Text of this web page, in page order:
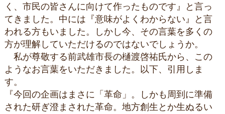
く、市民の皆さんに向けて作ったものです』と言っ
てきました。中には『意味がよくわからない』と言
われる方もいました。しかし今、その言葉を多くの
方が理解していただけるのではないでしょうか。
私が尊敬する前武雄市長の樋渡啓祐氏から、この
ようなお言葉をいただきました。以下、引用しま
す。
『今回の企画はまさに「革命」。しかも周到に準備
された研ぎ澄まされた革命。地方創生とか生ぬるい